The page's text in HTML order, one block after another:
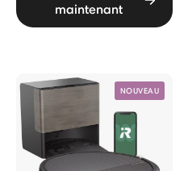
maintenant
NOUVEAU